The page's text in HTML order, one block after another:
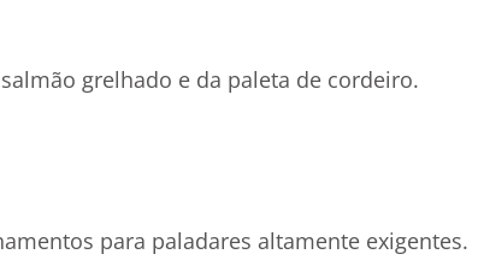
grelhado e da paleta de cordeiro.
para paladares altamente exigentes.